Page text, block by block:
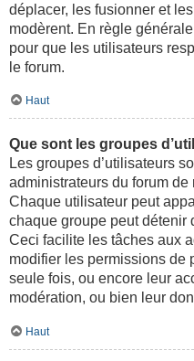
déplacer, les fusionner et
modèrent. En règle
pour que les utilisateurs
le forum.
Haut
Que sont les groupes
Les groupes d’utilisateurs
administrateurs du forum
Chaque utilisateur peut
chaque groupe peut
Ceci facilite les tâches aux
modifier les permissions de
seule fois, ou encore leur
modération, ou bien leur
Haut